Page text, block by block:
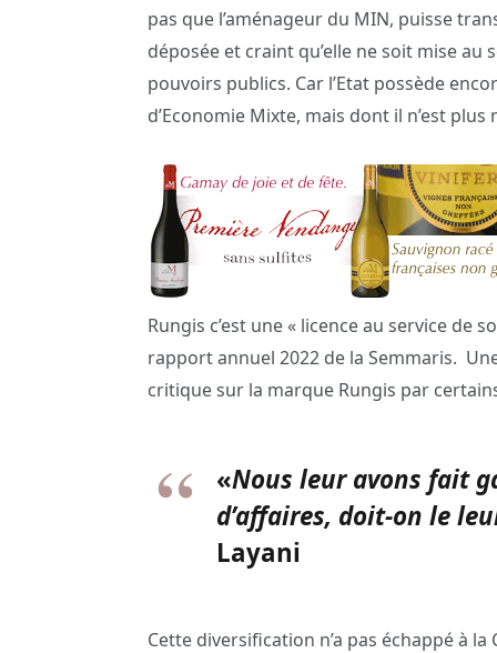
pas que l’aménageur du MIN, puisse
déposée et craint qu’elle ne soit mise au
pouvoirs publics. Car l’Etat possède
d’Economie Mixte, mais dont il n’est
Rungis c’est une « licence au service de
rapport annuel 2022 de la Semmaris.
critique sur la marque Rungis par
«Nous leur avons fait
d’affaires, doit-on le
Layani
Cette diversification n’a pas échappé à